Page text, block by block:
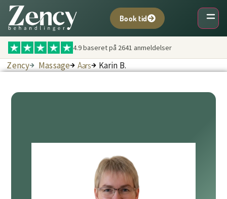
Book tid
4.9 baseret på 2641 anmeldelser
Zency Massage Aars Karin B.